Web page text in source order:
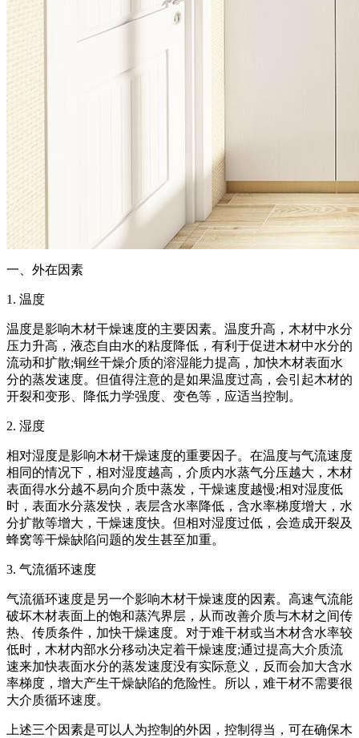
一、外在因素
1. 温度
温度是影响木材干燥速度的主要因素。温度升高，木材中水分
压力升高，液态自由水的粘度降低，有利于促进木材中水分的
流动和扩散;铜丝干燥介质的溶湿能力提高，加快木材表面水
分的蒸发速度。但值得注意的是如果温度过高，会引起木材的
开裂和变形、降低力学强度、变色等，应适当控制。
2. 湿度
相对湿度是影响木材干燥速度的重要因子。在温度与气流速度
相同的情况下，相对湿度越高，介质内水蒸气分压越大，木材
表面得水分越不易向介质中蒸发，干燥速度越慢;相对湿度低
时，表面水分蒸发快，表层含水率降低，含水率梯度增大，水
分扩散等增大，干燥速度快。但相对湿度过低，会造成开裂及
蜂窝等干燥缺陷问题的发生甚至加重。
3. 气流循环速度
气流循环速度是另一个影响木材干燥速度的因素。高速气流能
破坏木材表面上的饱和蒸汽界层，从而改善介质与木材之间传
热、传质条件，加快干燥速度。对于难干材或当木材含水率较
低时，木材内部水分移动决定着干燥速度;通过提高大介质流
速来加快表面水分的蒸发速度没有实际意义，反而会加大含水
率梯度，增大产生干燥缺陷的危险性。所以，难干材不需要很
大介质循环速度。
上述三个因素是可以人为控制的外因，控制得当，可在确保木